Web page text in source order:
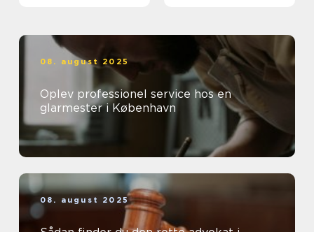
08. august 2025
Oplev professionel service hos en
glarmester i København
08. august 2025